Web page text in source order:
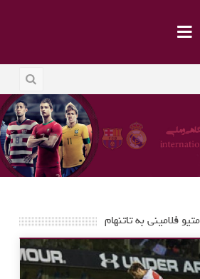
فلامینی به تاتنهام